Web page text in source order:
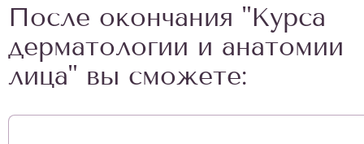
После окончания "Курса
дерматологии и анатомии
лица" вы сможете: